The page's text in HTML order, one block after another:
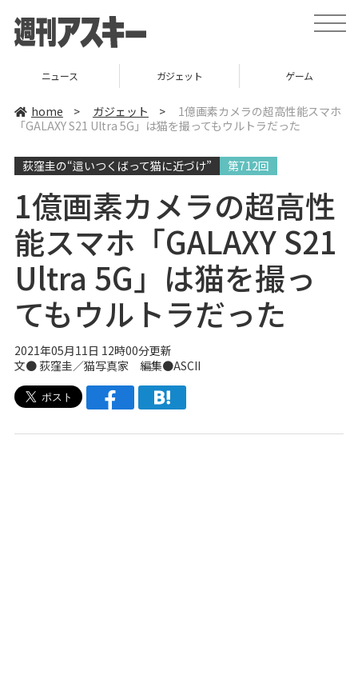
t
o
v
n
ニュース ガジェット ゲーム
home > ガジェット >
1億画素カメラの超高性能スマホ
「GALAXY S21 Ultra 5G」は猫を撮ってもウルトラだった
荻窪圭の“這いつくばって猫に近づけ” 第712回
1億画素カメラの超高性
能スマホ「GALAXY S21
Ultra 5G」は猫を撮っ
てもウルトラだった
2021年05月11日 12時00分更新
文● 荻窪圭／猫写真家 編集●ASCII